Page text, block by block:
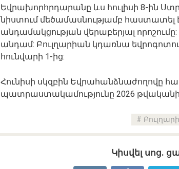
Եվրախորհրդարանը ևս հուլիսի 8-ին
նիստում մեծամասնությամբ հաստատել է
անդամակցության վերաբերյալ որոշումը:
անդամ: Բուլղարիան կդառնա
հունվարի 1-ից:
Հունիսի սկզբին Եվրահանձնաժողովը
պատրաստակամությունը 2026 թվականի
Կիսվել սոց․